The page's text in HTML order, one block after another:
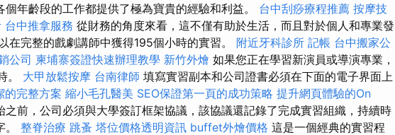
年齡段的工作都提供了極為寶貴的經驗和利益。 台中刮痧療程推薦 按摩技
台中推拿服務 從財務的角度來看，這不僅有助於生活，而且對於個人和專業發
在完整的戲劇講師中獲得195個小時的實習。 附近牙科診所 記帳 台中搬家公
公司 柬埔寨簽證快速辦理教學 新竹外燴 如果您正在學習新演員或導演專業，
。 大甲放鬆按摩 台南律師 填寫實習副本和公司證書必須在下面的電子界面上
的完整方案 縮小毛孔醫美 SEO保證第一頁的成功策略 提升網頁體驗的On
之前，公司必須與大學簽訂框架協議，該協議還記錄了完成實習組織，持續時
。 整脊治療 跳蚤 塔位價格透明資訊 buffet外燴價格 這是一個經典的實習程